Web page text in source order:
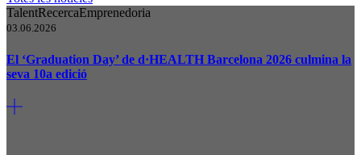
TalentRecercaEmprenedoria
03.06.2026
El ‘Graduation Day’ de d·HEALTH Barcelona 2026 culmina la
seva 10a edició